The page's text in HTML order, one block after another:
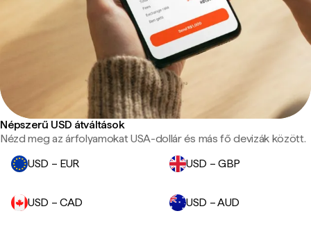
Népszerű USD átváltások
Nézd meg az árfolyamokat USA-dollár és más fő devizák között.
USD – EUR
USD – GBP
USD – CAD USD – AUD